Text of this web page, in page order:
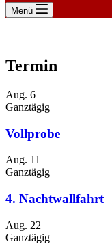
Menü
Termin
Aug. 6
Ganztägig
Vollprobe
Aug. 11
Ganztägig
4. Nachtwallfahrt
Aug. 22
Ganztägig